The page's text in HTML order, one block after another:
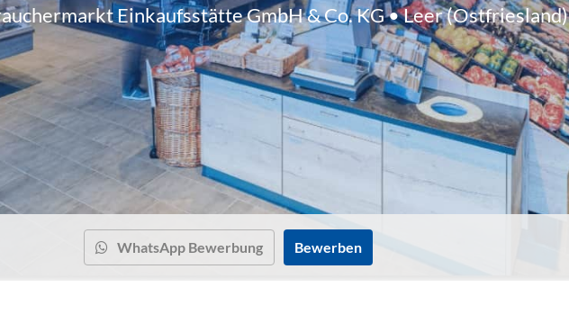
Einkaufsstätte GmbH & Co. KG • Leer (Ostfriesland)
WhatsApp Bewerbung Bewerben